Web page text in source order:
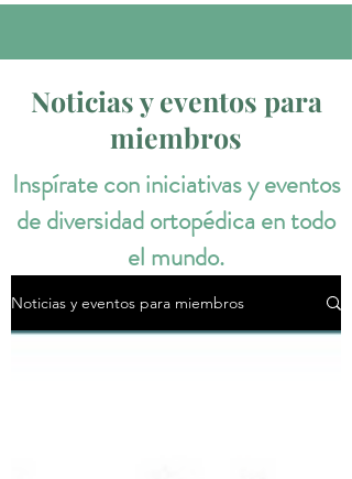
Noticias y eventos para
miembros
Inspírate con iniciativas y eventos
de diversidad ortopédica en todo
el mundo.
Noticias y eventos para miembros